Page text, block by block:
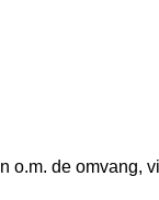
o.m. de omvang,